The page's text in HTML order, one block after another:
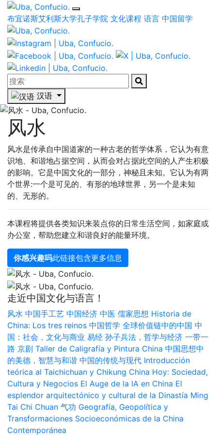
布宜诺斯艾利斯大学孔子学院 文化课程 语言 中国留学
汉语
风水
风水是传承自中国道家的一种古老的哲学体系，它认为有意
识地、和谐地占据空间，从而会对占据此空间的人产生积极
的影响。它是中国文化的一部分，神秘且未知。它认为有两
个世界:一个是可见的、有形的地球世界，另一个是未知
的、无形的。
本课程将提供各类知识来装点你的日常生活空间，如家庭或
办公室，帮助您建立和谐良好的能量环境。
你感兴趣吗此链接包含更多信息
走近中国文化与语言！
风水 中国手工艺 中国经济 中医 儒家思想 Historia de
China: Los tres reinos 中国哲学 全球价值链中的中国 中
国：社会，文化与商业 易经 孙子兵法，哲学与经济 一带一
路 京剧 Taller de Caligrafía y Pintura China 中国思想中
的美德，智慧与和谐 中国的传统与现代 Introducción
teórica al Taichichuan y Chikung China Hoy: Sociedad,
Cultura y Negocios El Auge de la IA en China El
esplendor arquitectónico y cultural de la Dinastía Ming
Tai Chi Chuan 气功 Geografía, Geopolítica y
Transformaciones Socioeconómicas de la China
Contemporánea